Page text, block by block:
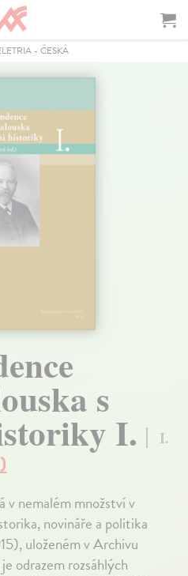
- ČESKÁ
s
I. I.
v nemalém množství v
novináře a politika
uloženém v Archivu
odrazem rozsáhlých